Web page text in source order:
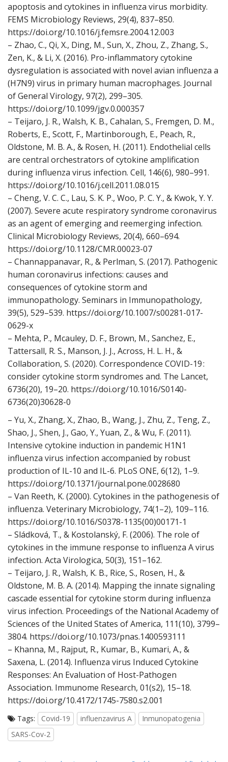
apoptosis and cytokines in influenza virus morbidity.
FEMS Microbiology Reviews, 29(4), 837–850.
https://doi.org/10.1016/j.femsre.2004.12.003
– Zhao, C., Qi, X., Ding, M., Sun, X., Zhou, Z., Zhang, S.,
Zen, K., & Li, X. (2016). Pro-inflammatory cytokine
dysregulation is associated with novel avian influenza a
(H7N9) virus in primary human macrophages. Journal
of General Virology, 97(2), 299–305.
https://doi.org/10.1099/jgv.0.000357
– Teijaro, J. R., Walsh, K. B., Cahalan, S., Fremgen, D. M.,
Roberts, E., Scott, F., Martinborough, E., Peach, R.,
Oldstone, M. B. A., & Rosen, H. (2011). Endothelial cells
are central orchestrators of cytokine amplification
during influenza virus infection. Cell, 146(6), 980–991.
https://doi.org/10.1016/j.cell.2011.08.015
– Cheng, V. C. C., Lau, S. K. P., Woo, P. C. Y., & Kwok, Y. Y.
(2007). Severe acute respiratory syndrome coronavirus
as an agent of emerging and reemerging infection.
Clinical Microbiology Reviews, 20(4), 660–694.
https://doi.org/10.1128/CMR.00023-07
– Channappanavar, R., & Perlman, S. (2017). Pathogenic
human coronavirus infections: causes and
consequences of cytokine storm and
immunopathology. Seminars in Immunopathology,
39(5), 529–539. https://doi.org/10.1007/s00281-017-
0629-x
– Mehta, P., Mcauley, D. F., Brown, M., Sanchez, E.,
Tattersall, R. S., Manson, J. J., Across, H. L. H., &
Collaboration, S. (2020). Correspondence COVID-19 :
consider cytokine storm syndromes and. The Lancet,
6736(20), 19–20. https://doi.org/10.1016/S0140-
6736(20)30628-0
– Yu, X., Zhang, X., Zhao, B., Wang, J., Zhu, Z., Teng, Z.,
Shao, J., Shen, J., Gao, Y., Yuan, Z., & Wu, F. (2011).
Intensive cytokine induction in pandemic H1N1
influenza virus infection accompanied by robust
production of IL-10 and IL-6. PLoS ONE, 6(12), 1–9.
https://doi.org/10.1371/journal.pone.0028680
– Van Reeth, K. (2000). Cytokines in the pathogenesis of
influenza. Veterinary Microbiology, 74(1–2), 109–116.
https://doi.org/10.1016/S0378-1135(00)00171-1
– Sládková, T., & Kostolanský, F. (2006). The role of
cytokines in the immune response to influenza A virus
infection. Acta Virologica, 50(3), 151–162.
– Teijaro, J. R., Walsh, K. B., Rice, S., Rosen, H., &
Oldstone, M. B. A. (2014). Mapping the innate signaling
cascade essential for cytokine storm during influenza
virus infection. Proceedings of the National Academy of
Sciences of the United States of America, 111(10), 3799–
3804. https://doi.org/10.1073/pnas.1400593111
– Khanna, M., Rajput, R., Kumar, B., Kumari, A., &
Saxena, L. (2014). Influenza virus Induced Cytokine
Responses: An Evaluation of Host-Pathogen
Association. Immunome Research, 01(s2), 15–18.
https://doi.org/10.4172/1745-7580.s2.001
Tags: Covid-19 influenzavirus A
Inmunopatogenia
SARS-Cov-2